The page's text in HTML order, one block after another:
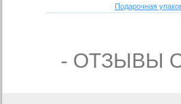
Подарочная
- ОТЗЫВЫ